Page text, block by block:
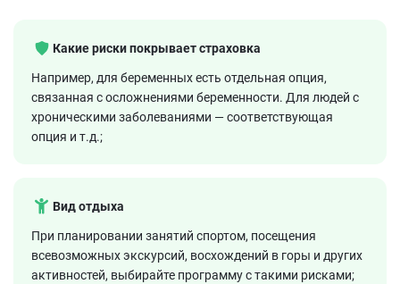
Какие риски покрывает страховка
Например, для беременных есть отдельная опция,
связанная с осложнениями беременности. Для людей с
хроническими заболеваниями — соответствующая
опция и т.д.;
Вид отдыха
При планировании занятий спортом, посещения
всевозможных экскурсий, восхождений в горы и других
активностей, выбирайте программу с такими рисками;